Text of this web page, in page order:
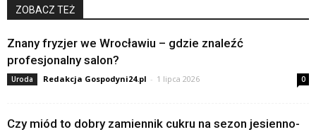
ZOBACZ TEŻ
Znany fryzjer we Wrocławiu – gdzie znaleźć
profesjonalny salon?
Uroda Redakcja Gospodyni24.pl - 1 lipca 2026 0
Czy miód to dobry zamiennik cukru na sezon jesienno-